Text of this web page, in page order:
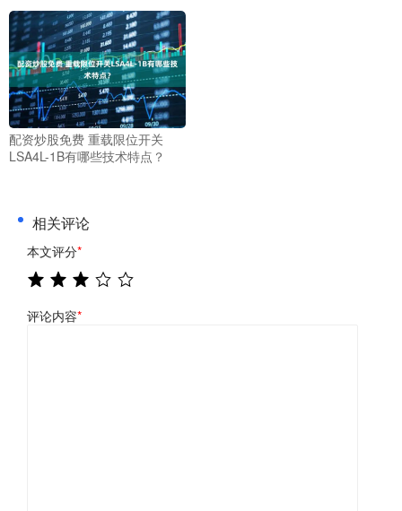
配资炒股免费 重载限位开关
LSA4L-1B有哪些技术特点？
相关评论
本文评分*
评论内容*